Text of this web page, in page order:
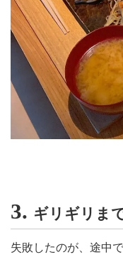
3. ギリギリま
失敗したのが、途中